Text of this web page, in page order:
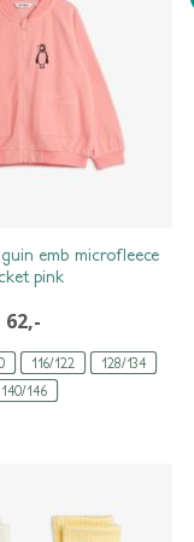
116/122
128/134
140/146
emb microfleece
pink
62,-